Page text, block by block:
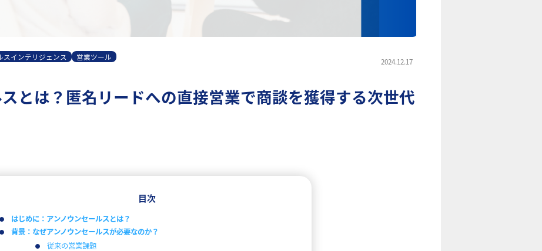
スインテリジェンス 営業ツール 2024.12.17
とは？匿名リードへの直接営業で商談を獲得する次世代
目次
はじめに：アンノウンセールスとは？
背景：なぜアンノウンセールスが必要なのか？
従来の営業課題